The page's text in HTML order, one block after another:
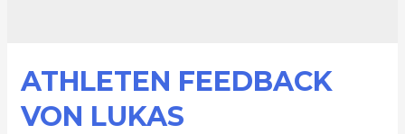
ATHLETEN FEEDBACK
VON LUKAS